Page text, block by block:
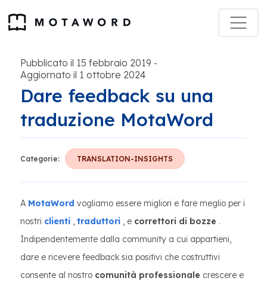
Pubblicato il 15 febbraio 2019 -
Aggiornato il 1 ottobre 2024
Dare feedback su una
traduzione MotaWord
Categorie: TRANSLATION-INSIGHTS
A MotaWord vogliamo essere migliori e fare meglio per i
nostri clienti , traduttori , e correttori di bozze .
Indipendentemente dalla community a cui appartieni,
dare e ricevere feedback sia positivi che costruttivi
consente al nostro comunità professionale crescere e